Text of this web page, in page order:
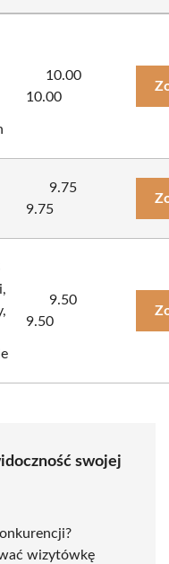
10.00
10.00
9.75
9.75
9.50
9.50
swojej
wizytówkę